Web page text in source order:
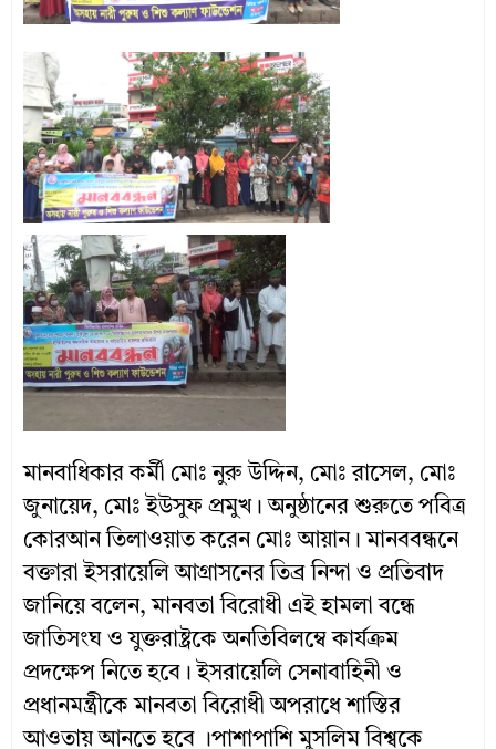
মানবাধিকার কর্মী মোঃ নুরু উদ্দিন, মোঃ রাসেল, মোঃ
জুনায়েদ, মোঃ ইউসুফ প্রমুখ। অনুষ্ঠানের শুরুতে পবিত্র
কোরআন তিলাওয়াত করেন মোঃ আয়ান। মানববন্ধনে
বক্তারা ইসরায়েলি আগ্রাসনের তিব্র নিন্দা ও প্রতিবাদ
জানিয়ে বলেন, মানবতা বিরোধী এই হামলা বন্ধে
জাতিসংঘ ও যুক্তরাষ্ট্রকে অনতিবিলম্বে কার্যক্রম
প্রদক্ষেপ নিতে হবে। ইসরায়েলি সেনাবাহিনী ও
প্রধানমন্ত্রীকে মানবতা বিরোধী অপরাধে শাস্তির
আওতায় আনতে হবে ।পাশাপাশি মুসলিম বিশ্বকে